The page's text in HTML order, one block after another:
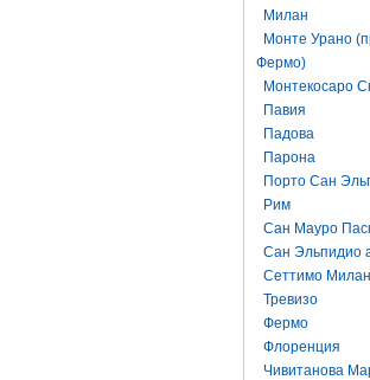
Милан
Монте Урано
Фермо)
Монтекосаро
Павия
Падова
Парона
Порто Сан
Рим
Сан Мауро
Сан Эльпидио
Сеттимо
Тревизо
Фермо
Флоренция
Чивитанова